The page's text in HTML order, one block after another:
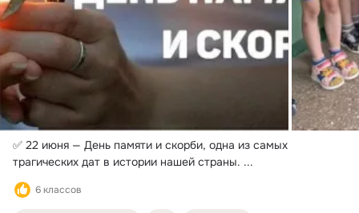
✅ 22 июня — День памяти и скорби, одна из самых
трагических дат в истории нашей страны. ...
6 классов